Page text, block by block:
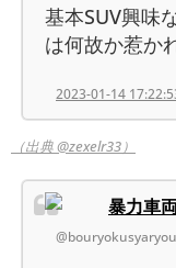
基本SUV興味
は何故か惹か
2023-01-14
（出典 @zexelr33）
暴力車
@bouryokusyaryou